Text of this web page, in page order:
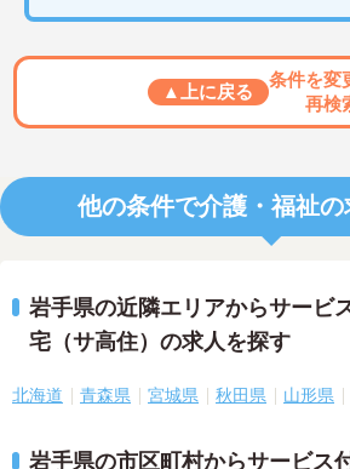
▲上に戻る
条件を変
再検
他の条件で介護・福祉
岩手県の近隣エリアからサービ
宅（サ高住）の求人を探す
北海道 青森県 宮城県 秋田県 山形県
岩手県の市区町村からサービス